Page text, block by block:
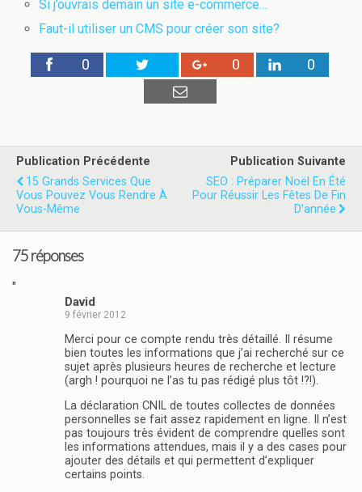
Si j’ouvrais demain un site e-commerce…
Faut-il utiliser un CMS pour créer son site?
0 0 0
Publication Précédente
15 Grands Services Que
Vous Pouvez Vous Rendre À
Vous-Même
Publication Suivante
SEO : Préparer Noël En Été
Pour Réussir Les Fêtes De Fin
D'année
75 réponses
"
David
9 février 2012
Merci pour ce compte rendu très détaillé. Il résume
bien toutes les informations que j’ai recherché sur ce
sujet après plusieurs heures de recherche et lecture
(argh ! pourquoi ne l’as tu pas rédigé plus tôt !?!).
La déclaration CNIL de toutes collectes de données
personnelles se fait assez rapidement en ligne. Il n’est
pas toujours très évident de comprendre quelles sont
les informations attendues, mais il y a des cases pour
ajouter des détails et qui permettent d’expliquer
certains points.